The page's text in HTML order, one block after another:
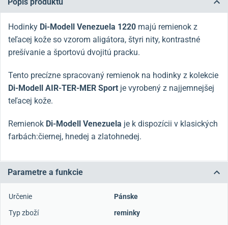
Hodinky Di-Modell Venezuela 1220 majú remienok z
teľacej kože so vzorom aligátora, štyri nity, kontrastné
prešívanie a športovú dvojitú pracku.
Tento precízne spracovaný remienok na hodinky z kolekcie
Di-Modell AIR-TER-MER Sport je vyrobený z najjemnejšej
teľacej kože.
Remienok Di-Modell Venezuela je k dispozícii v klasických
farbách:čiernej, hnedej a zlatohnedej.
Parametre a funkcie
Určenie
Pánske
Typ zboží
reminky